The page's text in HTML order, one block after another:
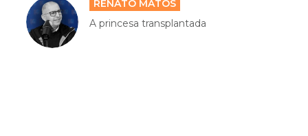
RENATO MATOS
A princesa transplantada